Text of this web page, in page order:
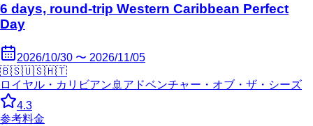
6 days, round-trip Western Caribbean Perfect
Day
2026/10/30 〜 2026/11/05
🇧🇸🇺🇸🇭🇹
ロイヤル・カリビアン 🚢 アドベンチャー・オブ・ザ・シーズ
4.3
参考料金